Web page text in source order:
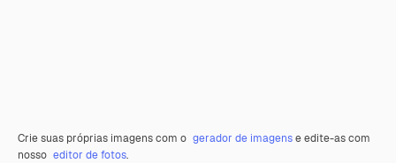
Crie suas próprias imagens com o gerador de imagense edite-as com
nosso editor de fotos.